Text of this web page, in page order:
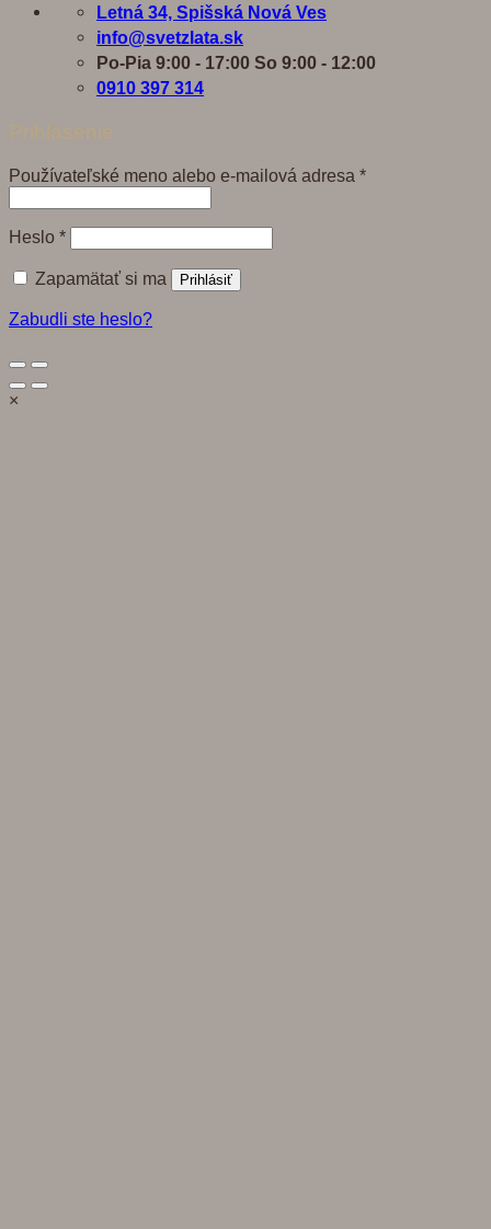
Letná 34, Spišská Nová Ves
info@svetzlata.sk
Po-Pia 9:00 - 17:00 So 9:00 - 12:00
0910 397 314
Prihlásenie
Používateľské meno alebo e-mailová adresa *Povinné
Heslo *Povinné
Zapamätať si ma Prihlásiť
Zabudli ste heslo?
×